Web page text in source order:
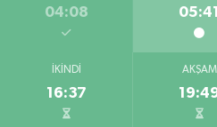
04:08 05:41
İKINDI
16:37
AKŞAM